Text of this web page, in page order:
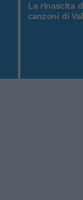
La rinascita
canzoni di